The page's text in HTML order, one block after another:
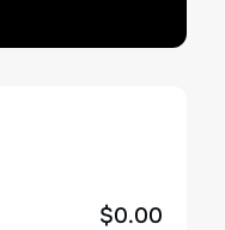
$0.00